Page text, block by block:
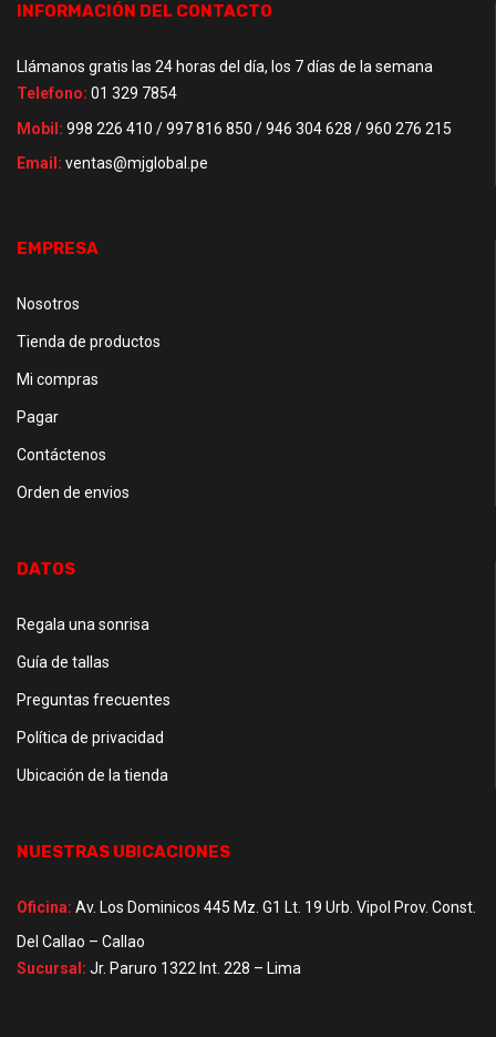
INFORMACIÓN DEL CONTACTO
Llámanos gratis las 24 horas del día, los 7 días de la semana
Telefono: 01 329 7854
Mobil: 998 226 410 / 997 816 850 / 946 304 628 / 960 276 215
Email: ventas@mjglobal.pe
EMPRESA
Nosotros
Tienda de productos
Mi compras
Pagar
Contáctenos
Orden de envios
DATOS
Regala una sonrisa
Guía de tallas
Preguntas frecuentes
Política de privacidad
Ubicación de la tienda
NUESTRAS UBICACIONES
Oficina: Av. Los Dominicos 445 Mz. G1 Lt. 19 Urb. Vipol Prov. Const.
Del Callao – Callao
Sucursal: Jr. Paruro 1322 Int. 228 – Lima